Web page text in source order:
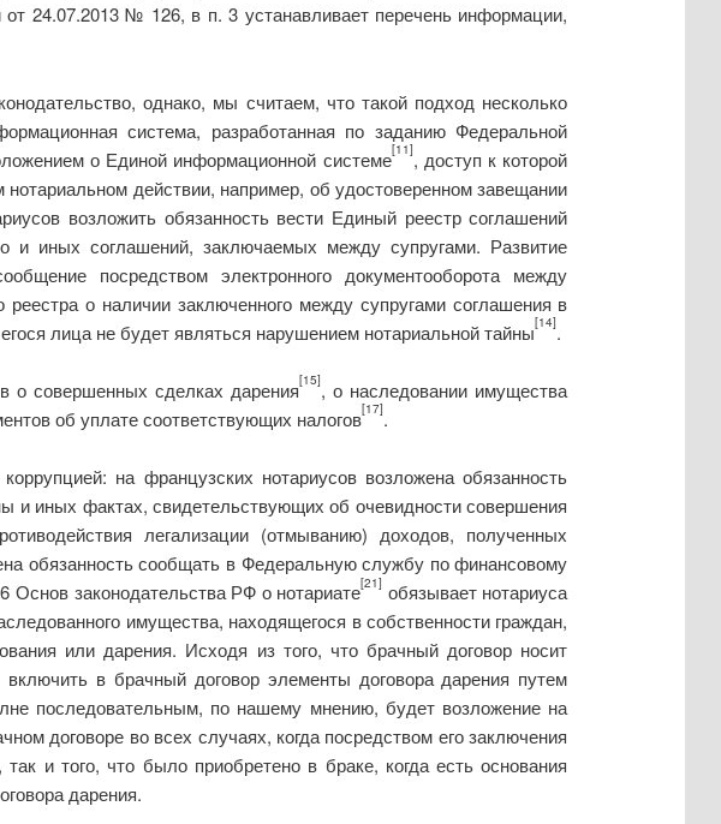
24.07.2013 № 126, в п. 3 устанавливает перечень информации,
однако, мы считаем, что такой подход несколько
система, разработанная по заданию Федеральной
о Единой информационной системе[11], доступ к которой
действии, например, об удостоверенном завещании
возложить обязанность вести Единый реестр соглашений
и иных соглашений, заключаемых между супругами. Развитие
посредством электронного документооборота между
о наличии заключенного между супругами соглашения в
лица не будет являться нарушением нотариальной тайны[14].
о совершенных сделках дарения[15], о наследовании имущества
об уплате соответствующих налогов[17].
на французских нотариусов возложена обязанность
и иных фактах, свидетельствующих об очевидности совершения
легализации (отмыванию) доходов, полученных
обязанность сообщать в Федеральную службу по финансовому
Основ законодательства РФ о нотариате[21] обязывает нотариуса
имущества, находящегося в собственности граждан,
или дарения. Исходя из того, что брачный договор носит
в брачный договор элементы договора дарения путем
последовательным, по нашему мнению, будет возложение на
договоре во всех случаях, когда посредством его заключения
и того, что было приобретено в браке, когда есть основания
дарения.